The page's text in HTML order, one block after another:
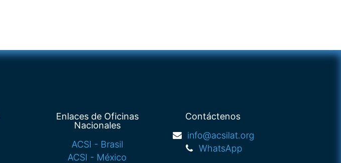
Contáctenos
info@acsilat.org
WhatsApp
Enlaces de Oficinas
Nacionales
ACSI - Brasil
ACSI - México